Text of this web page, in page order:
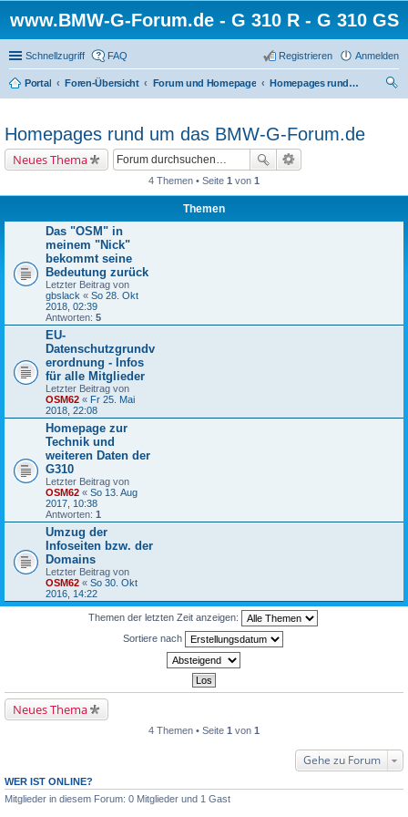
www.BMW-G-Forum.de - G 310 R - G 310 GS
Schnellzugriff FAQ Anmelden
Registrieren
Portal Foren-Übersicht Forum und Homepage
Homepages rund um das BMW-G-Forum.de
Homepages rund um das BMW-G-Forum.de
Neues Thema
4 Themen • Seite 1 von 1
Themen
Das "OSM" in
meinem "Nick"
bekommt seine
Bedeutung zurück
Letzter Beitrag von
gbslack « So 28. Okt
2018, 02:39
Antworten: 5
EU-
Datenschutzgrundv
erordnung - Infos
für alle Mitglieder
Letzter Beitrag von
OSM62 « Fr 25. Mai
2018, 22:08
Homepage zur
Technik und
weiteren Daten der
G310
Letzter Beitrag von
OSM62 « So 13. Aug
2017, 10:38
Antworten: 1
Umzug der
Infoseiten bzw. der
Domains
Letzter Beitrag von
OSM62 « So 30. Okt
2016, 14:22
Themen der letzten Zeit anzeigen:
Sortiere nach
Neues Thema
4 Themen • Seite 1 von 1
Gehe zu Forum
WER IST ONLINE?
Mitglieder in diesem Forum: 0 Mitglieder und 1 Gast